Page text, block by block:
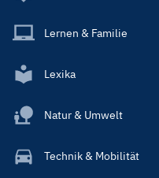
Lernen & Familie
Lexika
Natur & Umwelt
Technik & Mobilität